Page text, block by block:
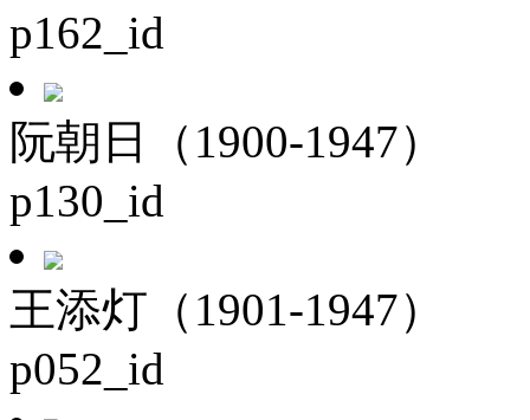
p162_id
阮朝日（1900-1947）
p130_id
王添灯（1901-1947）
p052_id